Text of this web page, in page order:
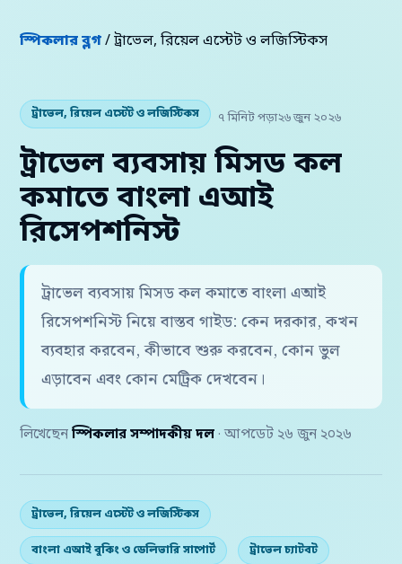
স্পিকলার ব্লগ/ ট্রাভেল, রিয়েল এস্টেট ও লজিস্টিকস
ট্রাভেল, রিয়েল এস্টেট ও লজিস্টিকস ৭ মিনিট পড়া২৬ জুন ২০২৬
ট্রাভেল ব্যবসায় মিসড কল
কমাতে বাংলা এআই
রিসেপশনিস্ট
ট্রাভেল ব্যবসায় মিসড কল কমাতে বাংলা এআই
রিসেপশনিস্ট নিয়ে বাস্তব গাইড: কেন দরকার, কখন
ব্যবহার করবেন, কীভাবে শুরু করবেন, কোন ভুল
এড়াবেন এবং কোন মেট্রিক দেখবেন।
লিখেছেন স্পিকলার সম্পাদকীয় দল · আপডেট ২৬ জুন ২০২৬
ট্রাভেল, রিয়েল এস্টেট ও লজিস্টিকস
বাংলা এআই বুকিং ও ডেলিভারি সাপোর্ট ট্রাভেল চ্যাটবট